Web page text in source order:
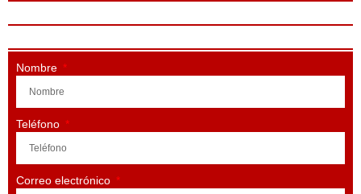
Nombre
Teléfono
Correo electrónico